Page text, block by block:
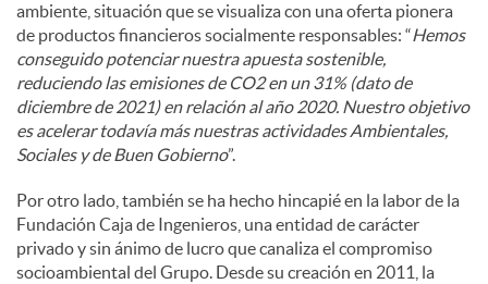
ambiente, situación que se visualiza con una oferta pionera
de productos financieros socialmente responsables: “Hemos
conseguido potenciar nuestra apuesta sostenible,
reduciendo las emisiones de CO2 en un 31% (dato de
diciembre de 2021) en relación al año 2020. Nuestro objetivo
es acelerar todavía más nuestras actividades Ambientales,
Sociales y de Buen Gobierno”.
Por otro lado, también se ha hecho hincapié en la labor de la
Fundación Caja de Ingenieros, una entidad de carácter
privado y sin ánimo de lucro que canaliza el compromiso
socioambiental del Grupo. Desde su creación en 2011, la